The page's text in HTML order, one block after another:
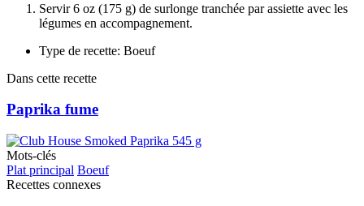
Servir 6 oz (175 g) de surlonge tranchée par assiette avec les
légumes en accompagnement.
Type de recette: Boeuf
Dans cette recette
Paprika fume
Mots-clés
Plat principal Boeuf
Recettes connexes